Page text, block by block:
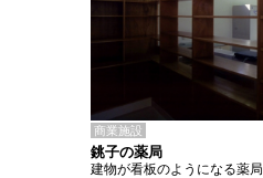
商業施設
銚子の薬局
建物が看板のようになる薬局